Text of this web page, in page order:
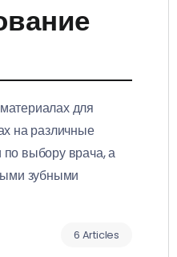
для
на различные
выбору врача, а
зубными
6 Articles